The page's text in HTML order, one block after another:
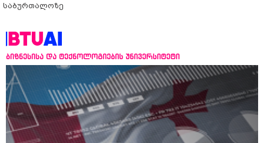
საბურთალოზე
ბიზნესისა და ტექნოლოგიების უნივერსიტეტი